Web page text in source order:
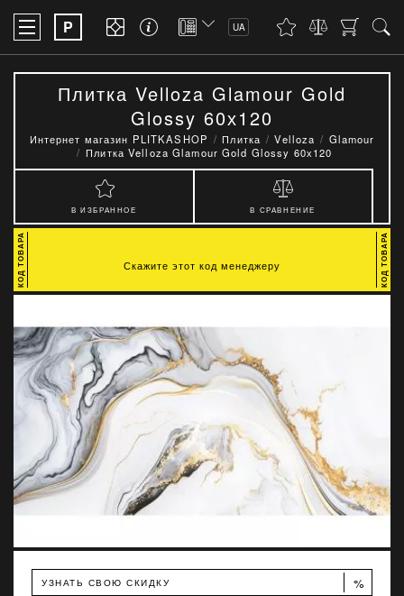
P UA
Плитка Velloza Glamour Gold
Glossy 60х120
Интернет магазин PLITKASHOP Плитка Velloza
Glamour
Плитка Velloza Glamour Gold Glossy 60х120
В ИЗБРАННОЕ В СРАВНЕНИЕ
УЗНАТЬ СВОЮ СКИДКУ %
Скажите этот код менеджеру